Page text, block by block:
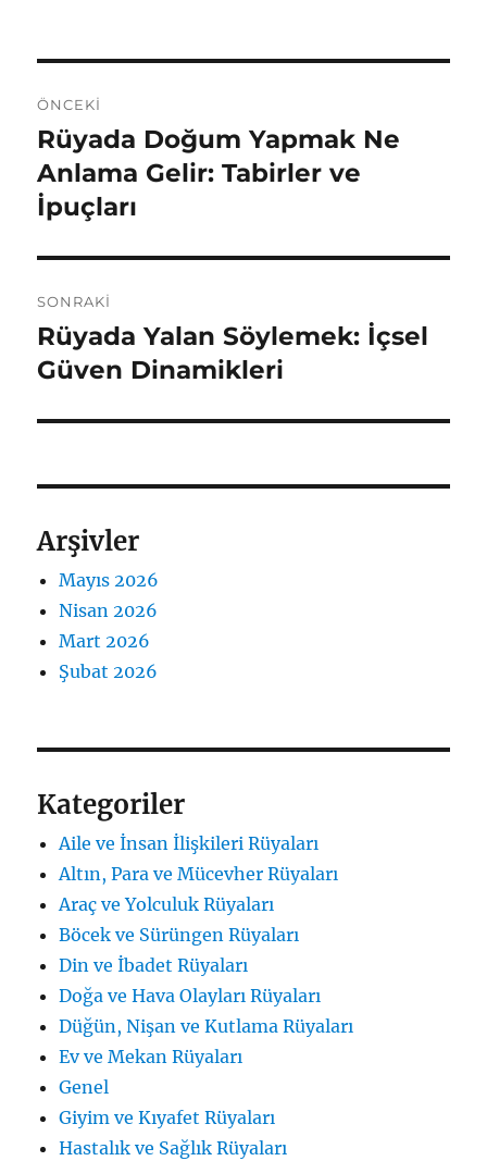
gezinmesi
ÖNCEKI
Önceki
yazı:
Rüyada Doğum Yapmak Ne
Anlama Gelir: Tabirler ve
İpuçları
SONRAKI
Sonraki
yazı:
Rüyada Yalan Söylemek: İçsel
Güven Dinamikleri
Arşivler
Mayıs 2026
Nisan 2026
Mart 2026
Şubat 2026
Kategoriler
Aile ve İnsan İlişkileri Rüyaları
Altın, Para ve Mücevher Rüyaları
Araç ve Yolculuk Rüyaları
Böcek ve Sürüngen Rüyaları
Din ve İbadet Rüyaları
Doğa ve Hava Olayları Rüyaları
Düğün, Nişan ve Kutlama Rüyaları
Ev ve Mekan Rüyaları
Genel
Giyim ve Kıyafet Rüyaları
Hastalık ve Sağlık Rüyaları